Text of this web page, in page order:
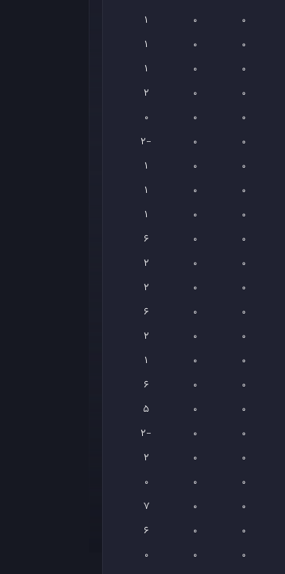
0
0
1
0
0
1
0
0
1
0
0
2
0
0
0
0
0
-2
0
0
1
0
0
1
0
0
1
0
0
6
0
0
2
0
0
2
0
0
6
0
0
2
0
0
1
0
0
6
0
0
5
0
0
-2
0
0
2
0
0
0
0
0
7
0
0
6
0
0
0